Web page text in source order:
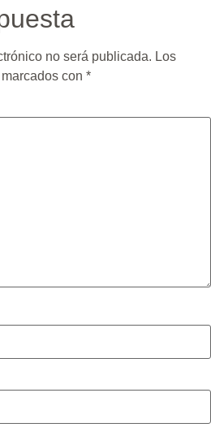
no será publicada. Los
con *